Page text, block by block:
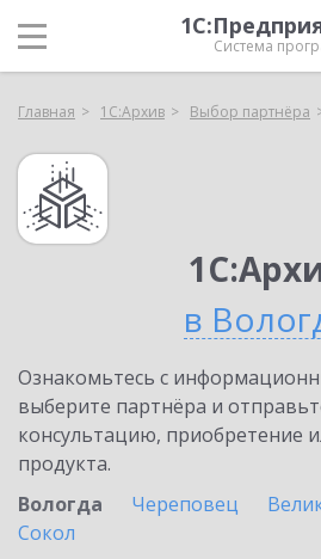
Система
Главная 1С:Архив Выбор партнёра
в
Ознакомьтесь с
выберите партнёра и
консультацию, приобретение
продукта.
Вологда
Череповец
Сокол